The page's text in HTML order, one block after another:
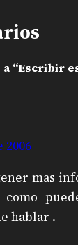
a “Escribir
2006
mas
hablar .